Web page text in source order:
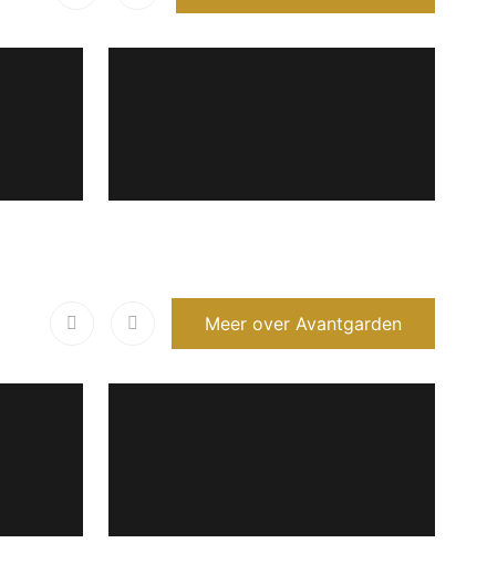
Meer over Avantgarden